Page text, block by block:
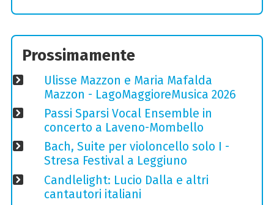
Prossimamente
Ulisse Mazzon e Maria Mafalda
Mazzon - LagoMaggioreMusica 2026
Passi Sparsi Vocal Ensemble in
concerto a Laveno-Mombello
Bach, Suite per violoncello solo I -
Stresa Festival a Leggiuno
Candlelight: Lucio Dalla e altri
cantautori italiani